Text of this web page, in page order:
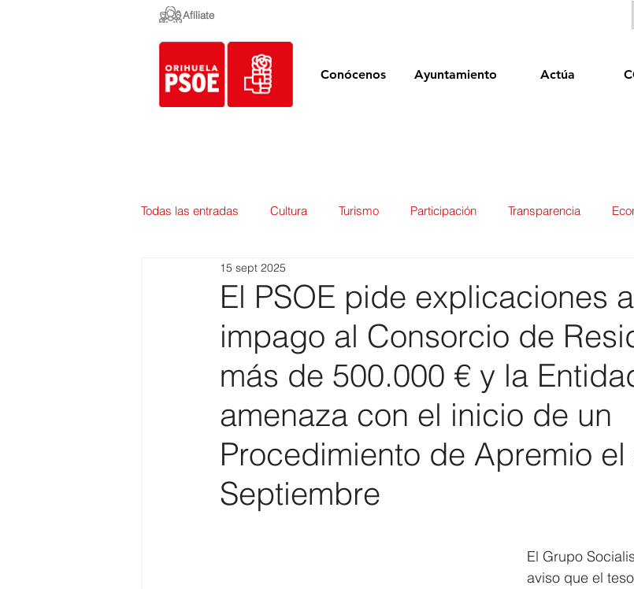
Afíliate
Conócenos Ayuntamiento Actúa
Todas las entradas Cultura Turismo Participación Transparencia
Empleo y Contratación
Urbanismo Mercados Educación Sanidad Patrimonio
Costa y Playas
El PSOE pide explicaciones
impago al Consorcio de
más de 500.000 € y la
amenaza con el inicio de un
Procedimiento de Apremio
Septiembre
15 sept 2025
El Grupo
aviso que el